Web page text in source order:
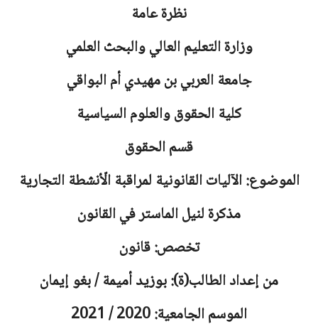
نظرة عامة
وزارة التعليم العالي والبحث العلمي
جامعةالعربي بن مهيدي أم البواقي
كلية الحقوق والعلوم السياسية
قسم الحقوق
الموضوع: الآليات القانونية لمراقبة الّأنشطة التجارية
مذكرة لنيل الماستر في القانون
تخصص: قانون
من إعداد الطالب(ة): بوزيد أميمة / بغو إيمان
الموسم الجامعية: 2020 / 2021